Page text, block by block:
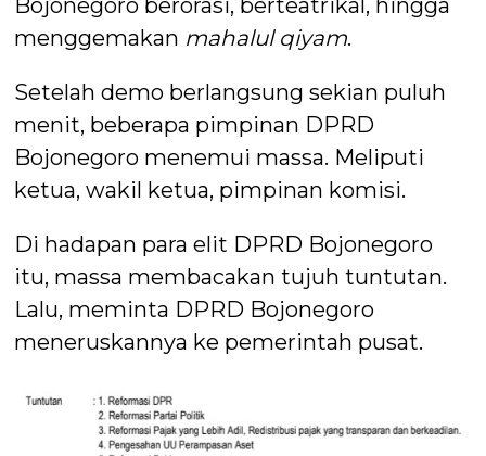
menggemakan mahalul qiyam.
Setelah demo berlangsung sekian puluh
menit, beberapa pimpinan DPRD
Bojonegoro menemui massa. Meliputi
ketua, wakil ketua, pimpinan komisi.
Di hadapan para elit DPRD Bojonegoro
itu, massa membacakan tujuh tuntutan.
Lalu, meminta DPRD Bojonegoro
meneruskannya ke pemerintah pusat.